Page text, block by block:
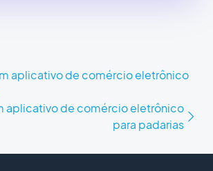
aplicativo de comércio eletrônico
aplicativo de comércio eletrônico
para padarias